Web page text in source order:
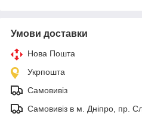
Умови доставки
Нова Пошта
Укрпошта
Самовивіз
Самовивіз в м. Дніпро, пр.